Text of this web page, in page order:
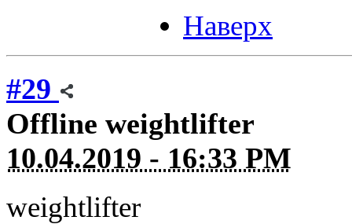
Наверх
#29
Offline weightlifter
10.04.2019 - 16:33 PM
weightlifter